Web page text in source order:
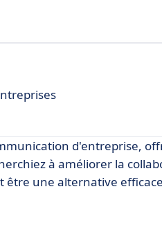
d'entreprise,
à améliorer la
une alternative